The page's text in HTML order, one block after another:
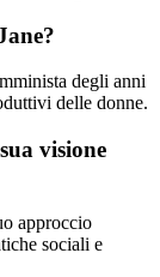
degli anni
delle donne.
visione
approccio
sociali e